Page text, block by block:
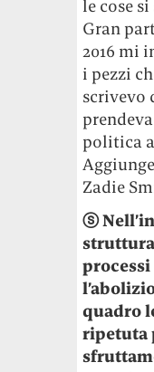
le cose
Gran
2016 mi
i pezzi
scrivevo
politica
Zadie
ⓢ
processi
quadro
ripetuta